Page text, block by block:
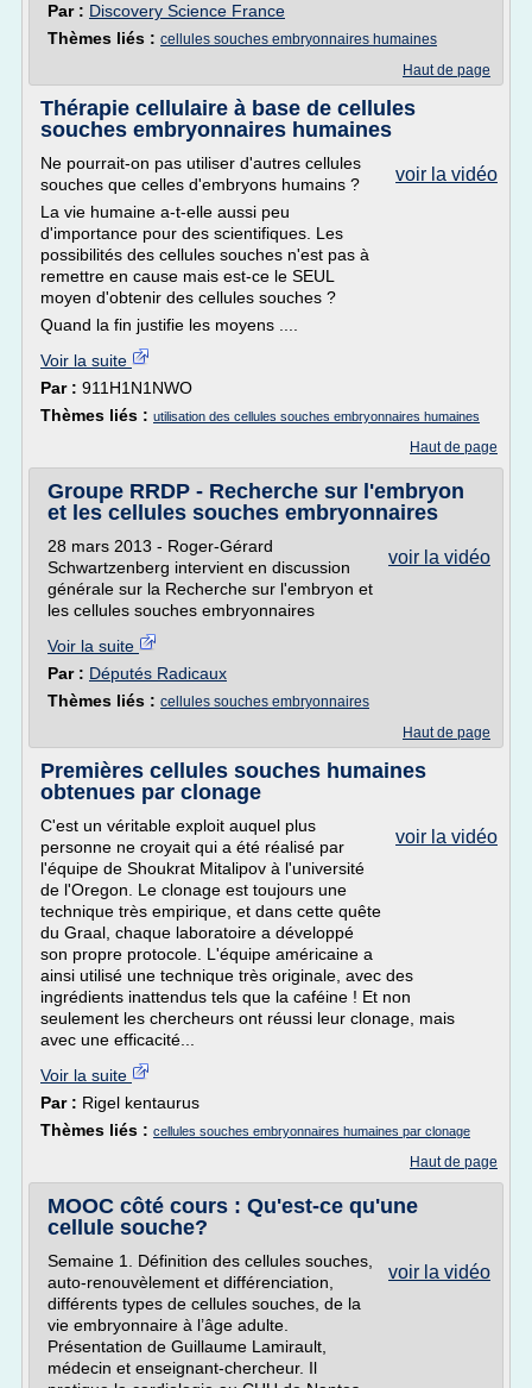
Par : Discovery Science France
Thèmes liés : cellules souches embryonnaires humaines
Haut de page
Thérapie cellulaire à base de cellules
souches embryonnaires humaines
voir la vidéo
Ne pourrait-on pas utiliser d'autres cellules
souches que celles d'embryons humains ?
La vie humaine a-t-elle aussi peu
d'importance pour des scientifiques. Les
possibilités des cellules souches n'est pas à
remettre en cause mais est-ce le SEUL
moyen d'obtenir des cellules souches ?
Quand la fin justifie les moyens ....
Voir la suite
Par : 911H1N1NWO
Thèmes liés : utilisation des cellules souches embryonnaires humaines
Haut de page
Groupe RRDP - Recherche sur l'embryon
et les cellules souches embryonnaires
voir la vidéo
28 mars 2013 - Roger-Gérard
Schwartzenberg intervient en discussion
générale sur la Recherche sur l'embryon et
les cellules souches embryonnaires
Voir la suite
Par : Députés Radicaux
Thèmes liés : cellules souches embryonnaires
Haut de page
Premières cellules souches humaines
obtenues par clonage
voir la vidéo
C'est un véritable exploit auquel plus
personne ne croyait qui a été réalisé par
l'équipe de Shoukrat Mitalipov à l'université
de l'Oregon. Le clonage est toujours une
technique très empirique, et dans cette quête
du Graal, chaque laboratoire a développé
son propre protocole. L'équipe américaine a
ainsi utilisé une technique très originale, avec des
ingrédients inattendus tels que la caféine ! Et non
seulement les chercheurs ont réussi leur clonage, mais
avec une efficacité...
Voir la suite
Par : Rigel kentaurus
Thèmes liés : cellules souches embryonnaires humaines par clonage
Haut de page
MOOC côté cours : Qu'est-ce qu'une
cellule souche?
voir la vidéo
Semaine 1. Définition des cellules souches,
auto-renouvèlement et différenciation,
différents types de cellules souches, de la
vie embryonnaire à l’âge adulte.
Présentation de Guillaume Lamirault,
médecin et enseignant-chercheur. Il